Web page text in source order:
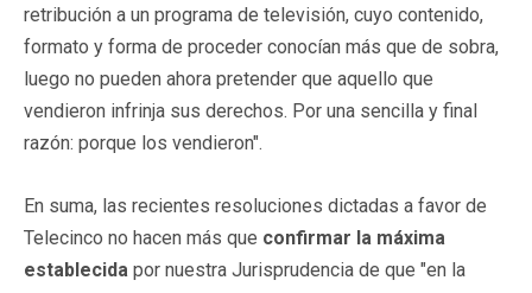
retribución a un programa de televisión, cuyo contenido,
formato y forma de proceder conocían más que de sobra,
luego no pueden ahora pretender que aquello que
vendieron infrinja sus derechos. Por una sencilla y final
razón: porque los vendieron".
En suma, las recientes resoluciones dictadas a favor de
Telecinco no hacen más que confirmar la máxima
establecida por nuestra Jurisprudencia de que "en la